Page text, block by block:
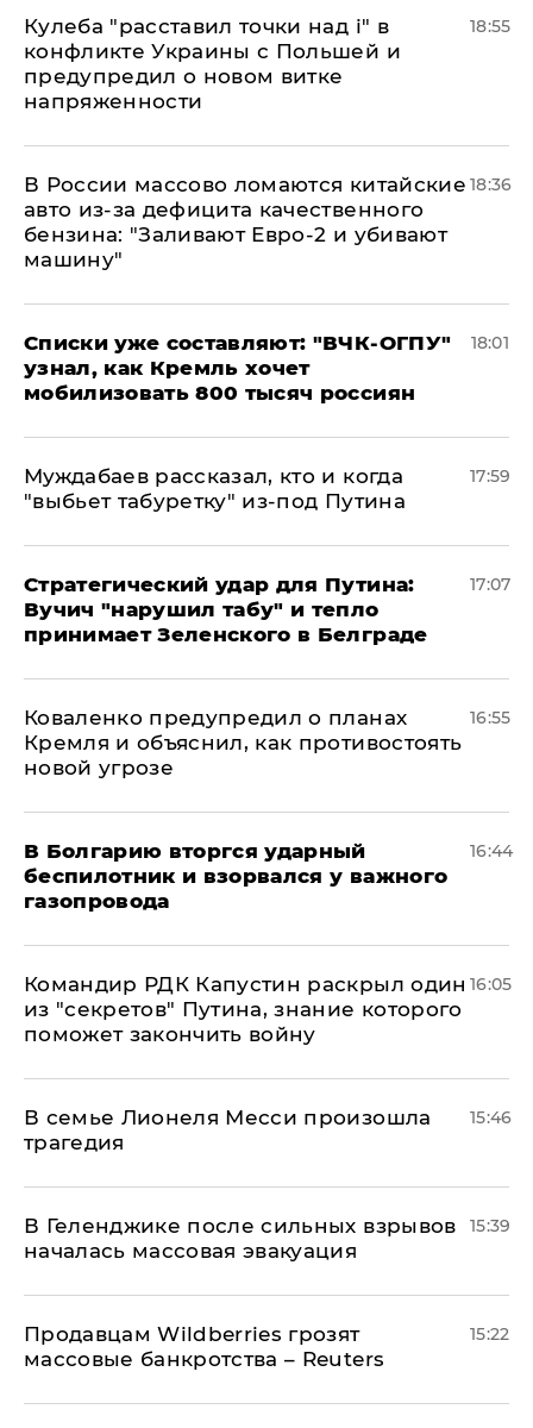
Кулеба "расставил точки над і" в
конфликте Украины с Польшей и
предупредил о новом витке
напряженности
18:55
В России массово ломаются китайские
авто из-за дефицита качественного
бензина: "Заливают Евро-2 и убивают
машину"
18:36
Списки уже составляют: "ВЧК-ОГПУ"
узнал, как Кремль хочет
мобилизовать 800 тысяч россиян
18:01
Муждабаев рассказал, кто и когда
"выбьет табуретку" из-под Путина
17:59
Стратегический удар для Путина:
Вучич "нарушил табу" и тепло
принимает Зеленского в Белграде
17:07
Коваленко предупредил о планах
Кремля и объяснил, как противостоять
новой угрозе
16:55
В Болгарию вторгся ударный
беспилотник и взорвался у важного
газопровода
16:44
Командир РДК Капустин раскрыл один
из "секретов" Путина, знание которого
поможет закончить войну
16:05
В семье Лионеля Месси произошла
трагедия
15:46
В Геленджике после сильных взрывов
началась массовая эвакуация
15:39
Продавцам Wildberries грозят
массовые банкротства – Reuters
15:22